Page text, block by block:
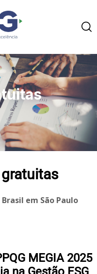
em São Paulo
MEGIA 2025